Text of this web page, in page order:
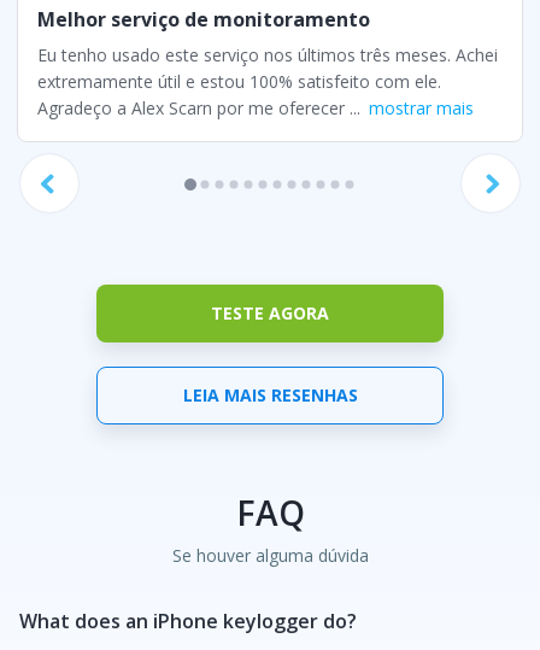
Melhor serviço de monitoramento
Eu tenho usado este serviço nos últimos três meses. Achei
extremamente útil e estou 100% satisfeito com ele.
Agradeço a Alex Scarn por me oferecer ... mostrar mais
TESTE AGORA
LEIA MAIS RESENHAS
FAQ
Se houver alguma dúvida
What does an iPhone keylogger do?